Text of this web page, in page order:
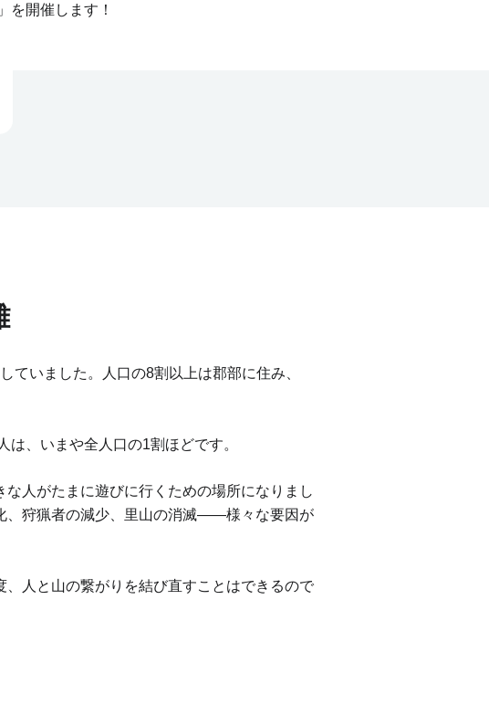
を開催します！
いました。人口の8割以上は郡部に住み、
、いまや全人口の1割ほどです。
人がたまに遊びに行くための場所になりまし
、狩猟者の減少、里山の消滅——様々な要因が
人と山の繋がりを結び直すことはできるので